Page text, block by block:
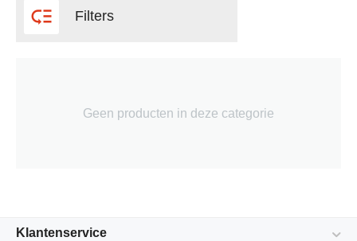
 Filters
Geen producten in deze categorie
Klantenservice